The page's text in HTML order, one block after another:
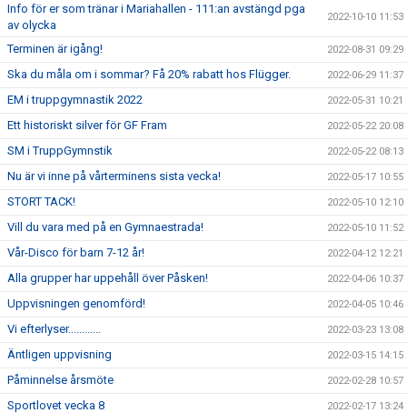
Info för er som tränar i Mariahallen - 111:an avstängd pga
av olycka
2022-10-10 11:53
Terminen är igång! 2022-08-31 09:29
Ska du måla om i sommar? Få 20% rabatt hos Flügger. 2022-06-29 11:37
EM i truppgymnastik 2022 2022-05-31 10:21
Ett historiskt silver för GF Fram 2022-05-22 20:08
SM i TruppGymnstik 2022-05-22 08:13
Nu är vi inne på vårterminens sista vecka! 2022-05-17 10:55
STORT TACK! 2022-05-10 12:10
Vill du vara med på en Gymnaestrada! 2022-05-10 11:52
Vår-Disco för barn 7-12 år! 2022-04-12 12:21
Alla grupper har uppehåll över Påsken! 2022-04-06 10:37
Uppvisningen genomförd! 2022-04-05 10:46
Vi efterlyser............ 2022-03-23 13:08
Äntligen uppvisning 2022-03-15 14:15
Påminnelse årsmöte 2022-02-28 10:57
Sportlovet vecka 8 2022-02-17 13:24